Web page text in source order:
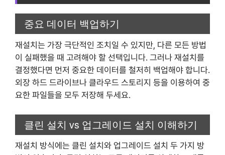
중요 데이터 백업하기
재설치는 가장 극단적인 조치일 수 있지만, 다른 모든 방법
이 실패했을 때 고려해야 할 선택입니다. 그러나 재설치를
결정했다면 먼저 중요한 데이터를 철저히 백업해야 합니다.
외장 하드 드라이브나 클라우드 스토리지 등을 이용하여 중
요한 파일들을 모두 저장해 두세요.
클린 설치 vs 업그레이드 설치 이해하기
재설치 방식에는 클린 설치와 업그레이드 설치 두 가지 방